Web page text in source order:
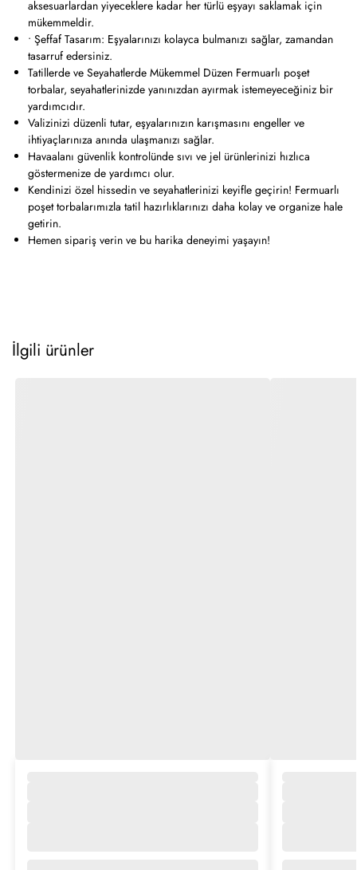
aksesuarlardan yiyeceklere kadar her türlü eşyayı saklamak için
mükemmeldir.
• Şeffaf Tasarım: Eşyalarınızı kolayca bulmanızı sağlar, zamandan
tasarruf edersiniz.
Tatillerde ve Seyahatlerde Mükemmel Düzen Fermuarlı poşet
torbalar, seyahatlerinizde yanınızdan ayırmak istemeyeceğiniz bir
yardımcıdır.
Valizinizi düzenli tutar, eşyalarınızın karışmasını engeller ve
ihtiyaçlarınıza anında ulaşmanızı sağlar.
Havaalanı güvenlik kontrolünde sıvı ve jel ürünlerinizi hızlıca
göstermenize de yardımcı olur.
Kendinizi özel hissedin ve seyahatlerinizi keyifle geçirin! Fermuarlı
poşet torbalarımızla tatil hazırlıklarınızı daha kolay ve organize hale
getirin.
Hemen sipariş verin ve bu harika deneyimi yaşayın!
İlgili ürünler